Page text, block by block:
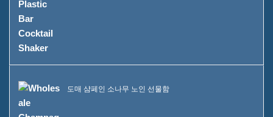
도매 샴페인 소나무 노인 선물함